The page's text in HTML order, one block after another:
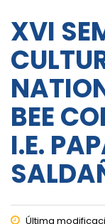
XVI
BEE
I.E.
Última